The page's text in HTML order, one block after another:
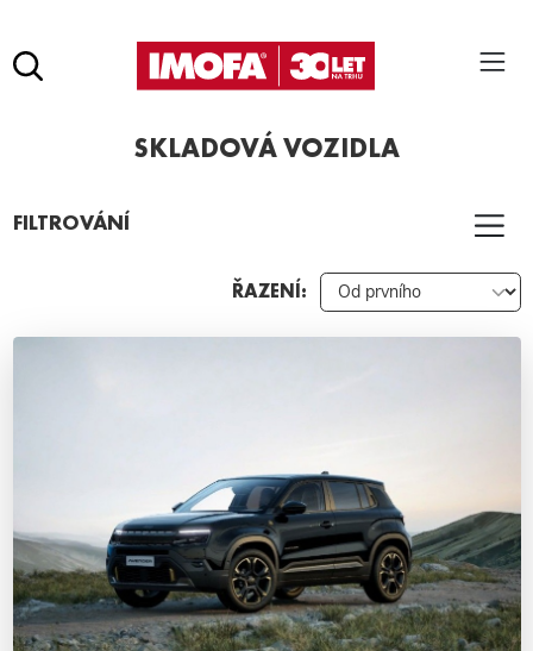
Pro vyhledávání zadejte alespoň 3 znaky.
SKLADOVÁ VOZIDLA
FILTROVÁNÍ
ŘAZENÍ: